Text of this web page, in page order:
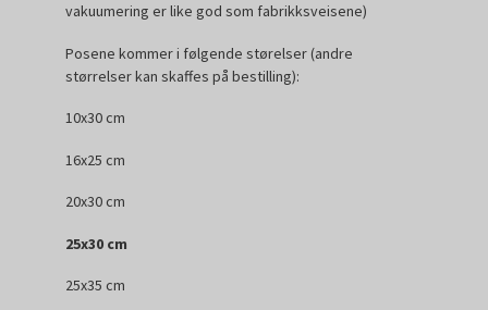
vakuumering er like god som fabrikksveisene)
Posene kommer i følgende størelser (andre
størrelser kan skaffes på bestilling):
10x30 cm
16x25 cm
20x30 cm
25x30 cm
25x35 cm